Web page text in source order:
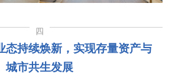
四
态持续焕新，实现存量资产与
城市共生发展